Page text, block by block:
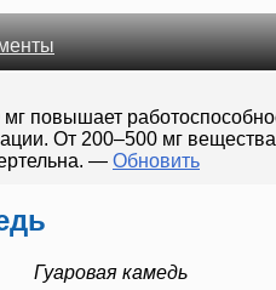
повышает
От 200–500 мг
— Обновить
Гуаровая камедь